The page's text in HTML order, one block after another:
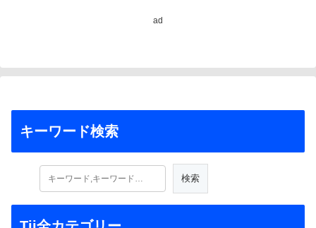
ad
キーワード検索